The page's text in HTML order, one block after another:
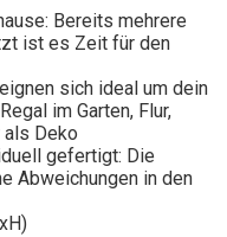
Bereits mehrere
ist es Zeit für den
sich ideal um dein
im Garten, Flur,
als Deko
gefertigt: Die
Abweichungen in den